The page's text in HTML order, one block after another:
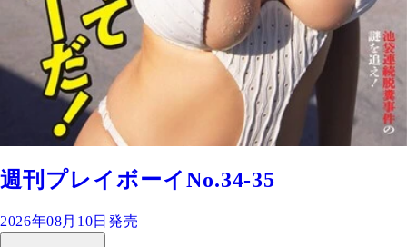
週刊プレイボーイNo.34-35
2026年08月10日発売